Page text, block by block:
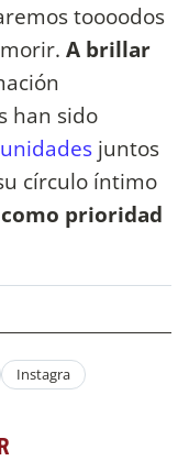
toooodos
A brillar
han sido
juntos
círculo íntimo
prioridad
Instagra